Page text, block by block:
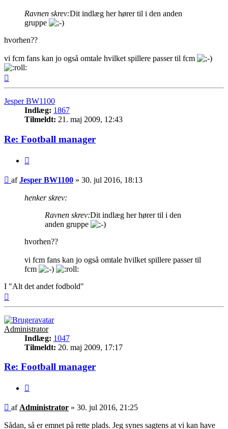
Ravnen skrev:Dit indlæg her hører til i den anden
gruppe
hvorhen??
vi fcm fans kan jo også omtale hvilket spillere passer til fcm
Jesper BW1100
Indlæg: 1867
Tilmeldt: 21. maj 2009, 12:43
Re: Football manager
Indlæg
afJesper BW1100 » 30. jul 2016, 18:13
henker skrev:
Ravnen skrev:Dit indlæg her hører til i den
anden gruppe
hvorhen??
vi fcm fans kan jo også omtale hvilket spillere passer til
fcm
I "Alt det andet fodbold"
Administrator
Indlæg: 1047
Tilmeldt: 20. maj 2009, 17:17
Re: Football manager
Indlæg
af Administrator » 30. jul 2016, 21:25
Sådan, så er emnet på rette plads. Jeg synes sagtens at vi kan have